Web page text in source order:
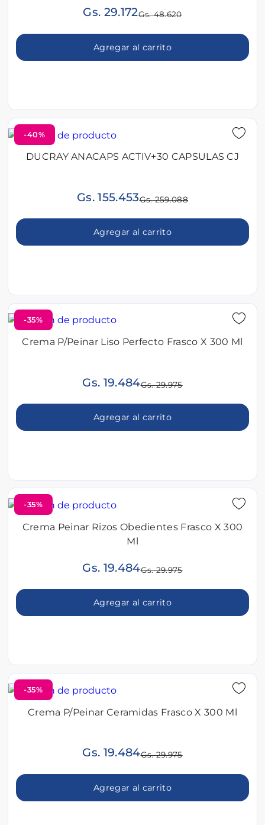
Gs. 29.172Gs. 48.620
Agregar al carrito
-40%
DUCRAY ANACAPS ACTIV+30 CAPSULAS CJ
Gs. 155.453Gs. 259.088
Agregar al carrito
-35%
Crema P/Peinar Liso Perfecto Frasco X 300 Ml
Gs. 19.484Gs. 29.975
Agregar al carrito
-35%
Crema Peinar Rizos Obedientes Frasco X 300
Ml
Gs. 19.484Gs. 29.975
Agregar al carrito
-35%
Crema P/Peinar Ceramidas Frasco X 300 Ml
Gs. 19.484Gs. 29.975
Agregar al carrito